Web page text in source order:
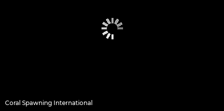
Coral Spawning International